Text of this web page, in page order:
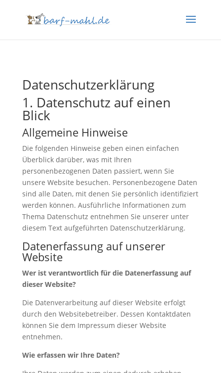
Datenschutzerklärung
1. Datenschutz auf einen
Blick
Allgemeine Hinweise
Die folgenden Hinweise geben einen einfachen
Überblick darüber, was mit Ihren
personenbezogenen Daten passiert, wenn Sie
unsere Website besuchen. Personenbezogene Daten
sind alle Daten, mit denen Sie persönlich identifiziert
werden können. Ausführliche Informationen zum
Thema Datenschutz entnehmen Sie unserer unter
diesem Text aufgeführten Datenschutzerklärung.
Datenerfassung auf unserer
Website
Wer ist verantwortlich für die Datenerfassung auf
dieser Website?
Die Datenverarbeitung auf dieser Website erfolgt
durch den Websitebetreiber. Dessen Kontaktdaten
können Sie dem Impressum dieser Website
entnehmen.
Wie erfassen wir Ihre Daten?